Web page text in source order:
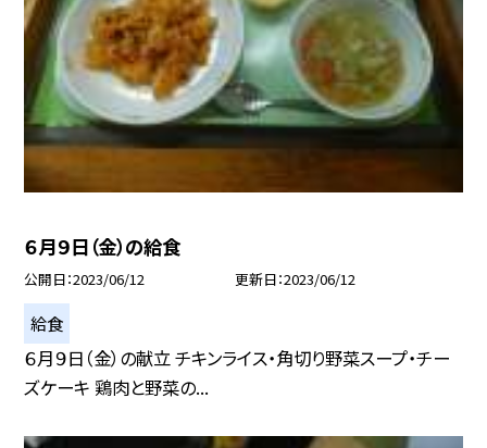
６月９日（金）の給食
公開日 2023/06/12 更新日 2023/06/12
給食
６月９日（金）の献立 チキンライス・角切り野菜スープ・チー
ズケーキ 鶏肉と野菜の...